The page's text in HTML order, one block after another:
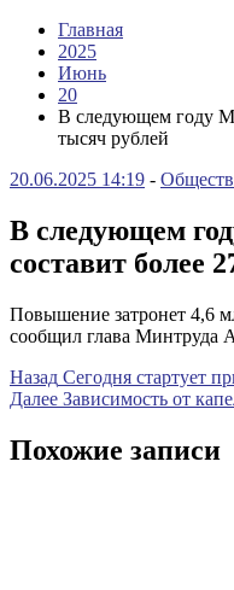
Главная
2025
Июнь
20
В следующем году
тысяч рублей
20.06.2025 14:19 -
В следующем
составит более
Повышение затронет 4,6
сообщил глава Минтруда
Навигация
по
записям
Назад Предыдущая
запись
Сегодня стартует
Далее Следующая
Зависимость от
Похожие записи